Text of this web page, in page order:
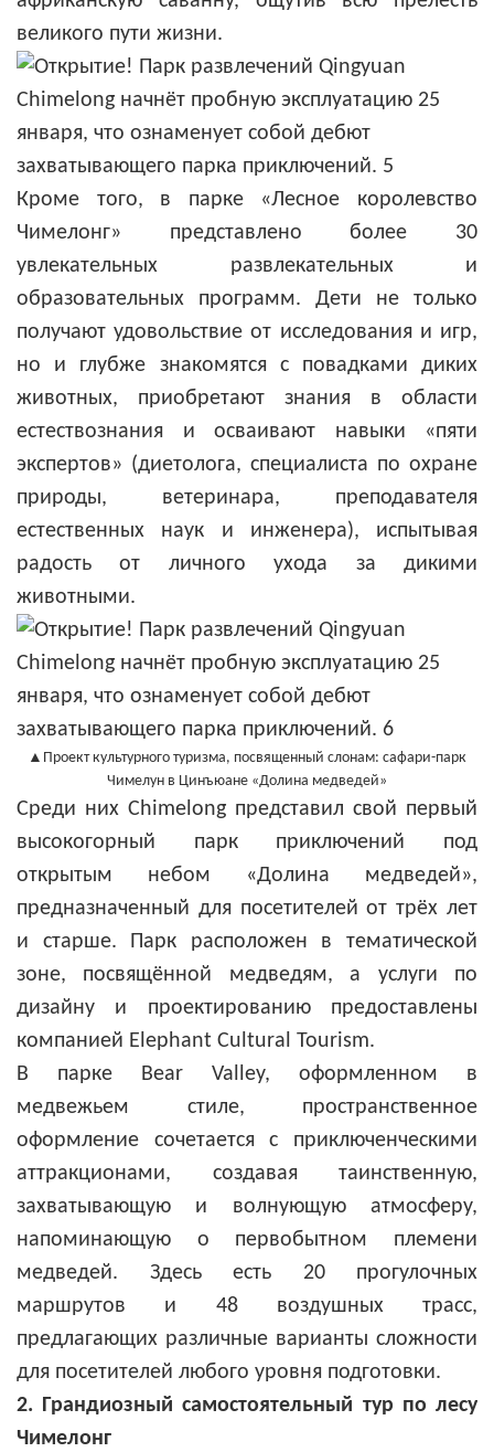
великого пути жизни.
Кроме того, в парке «Лесное королевство
Чимелонг» представлено более 30
увлекательных развлекательных и
образовательных программ. Дети не только
получают удовольствие от исследования и игр,
но и глубже знакомятся с повадками диких
животных, приобретают знания в области
естествознания и осваивают навыки «пяти
экспертов» (диетолога, специалиста по охране
природы, ветеринара, преподавателя
естественных наук и инженера), испытывая
радость от личного ухода за дикими
животными.
▲Проект культурного туризма, посвященный слонам: сафари-парк
Чимелун в Цинъюане «Долина медведей»
Среди них Chimelong представил свой первый
высокогорный парк приключений под
открытым небом «Долина медведей»,
предназначенный для посетителей от трёх лет
и старше. Парк расположен в тематической
зоне, посвящённой медведям, а услуги по
дизайну и проектированию предоставлены
компанией Elephant Cultural Tourism.
В парке Bear Valley, оформленном в
медвежьем стиле, пространственное
оформление сочетается с приключенческими
аттракционами, создавая таинственную,
захватывающую и волнующую атмосферу,
напоминающую о первобытном племени
медведей. Здесь есть 20 прогулочных
маршрутов и 48 воздушных трасс,
предлагающих различные варианты сложности
для посетителей любого уровня подготовки.
2. Грандиозный самостоятельный тур по лесу
Чимелонг